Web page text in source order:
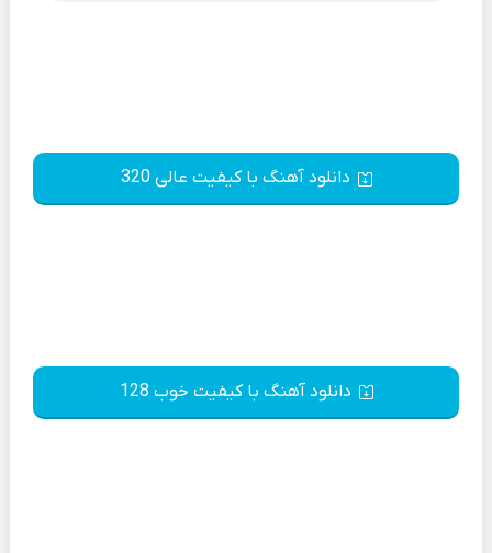
دانلود آهنگ با کیفیت عالی 320
دانلود آهنگ با کیفیت خوب 128